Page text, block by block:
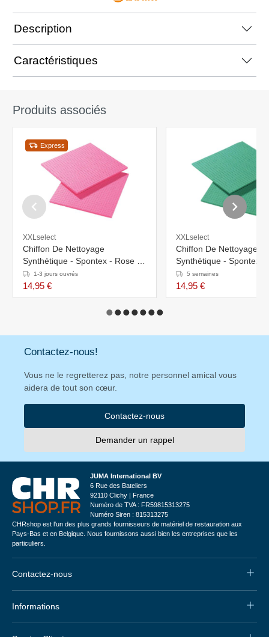
Description
Caractéristiques
Produits associés
Express
XXLselect
Chiffon De Nettoyage
Synthétique - Spontex - Rose -
10 Pièces
1-3 jours ouvrés
14,95 €
XXLselect
Chiffon De Nettoyage
Synthétique - Spontex -
10 Pièces
5 semaines
14,95 €
Contactez-nous!
Vous ne le regretterez pas, notre personnel amical vous
aidera de tout son cœur.
Contactez-nous
Demander un rappel
JUMA International BV
6 Rue des Bateliers
92110 Clichy | France
Numéro de TVA : FR59815313275
Numéro Siren : 815313275
CHRshop est l'un des plus grands fournisseurs de matériel de restauration aux
Pays-Bas et en Belgique. Nous fournissons aussi bien les entreprises que les
particuliers.
Contactez-nous
Informations